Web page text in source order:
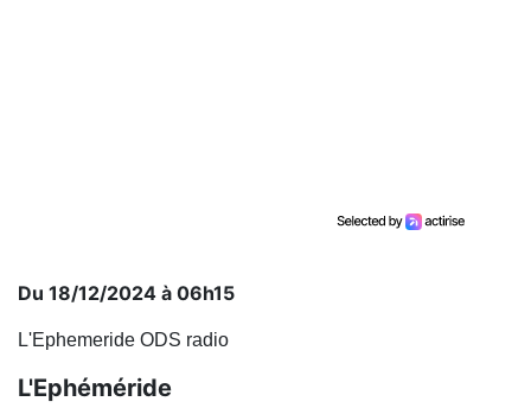
Du 18/12/2024 à 06h15
L'Ephemeride ODS radio
L'Ephéméride